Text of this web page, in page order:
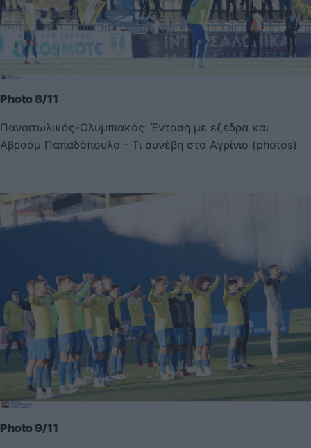
Photo 8/11
Παναιτωλικός-Ολυμπιακός: Ένταση με εξέδρα και
Αβραάμ Παπαδόπουλο - Τι συνέβη στο Αγρίνιο (photos)
Photo 9/11